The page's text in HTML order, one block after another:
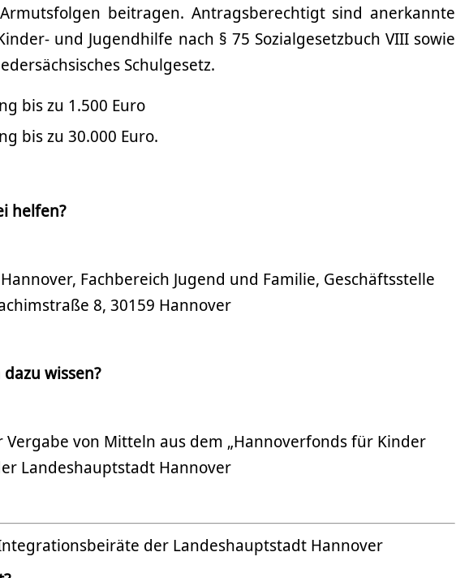
beitragen. Antragsberechtigt sind anerkannte
und Jugendhilfe nach § 75 Sozialgesetzbuch VIII sowie
Schulgesetz.
bis zu 1.500 Euro
bis zu 30.000 Euro.
helfen?
Fachbereich Jugend und Familie, Geschäftsstelle
8, 30159 Hannover
wissen?
von Mitteln aus dem „Hannoverfonds für Kinder
Landeshauptstadt Hannover
der Landeshauptstadt Hannover